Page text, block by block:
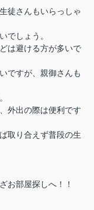
徒さんもいらっしゃ
でしょう。
は避ける方が多いで
ですが、親御さんも
外出の際は便利です
取り合えず普段の生
お部屋探しへ！！